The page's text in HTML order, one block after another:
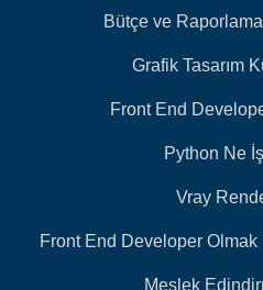
Bütçe ve
Grafik Tasarım
Front End
Python Ne
Vray
Front End Developer
Meslek